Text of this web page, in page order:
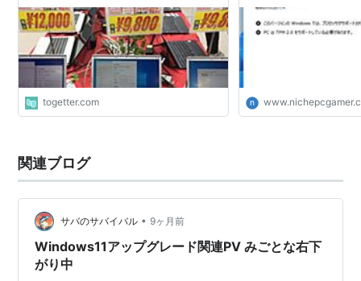
togetter.com
PCゲーマーの環境構
関連ブログ
サバのサバイバル • 9ヶ月前
Windows11アップグレード関連PV みごとな右下
がり中